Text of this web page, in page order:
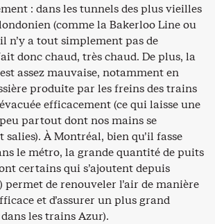
: dans les tunnels des plus vieilles
(comme la Bakerloo Line ou
n’y a tout simplement pas de
donc chaud, très chaud. De plus, la
assez mauvaise, notamment en
produite par les freins des trains
efficacement (ce qui laisse une
partout dont nos mains se
À Montréal, bien qu’il fasse
le métro, la grande quantité de puits
certains qui s’ajoutent depuis
permet de renouveler l’air de manière
et d’assurer un plus grand
les trains Azur).